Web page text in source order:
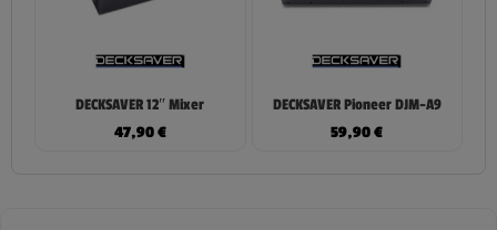
DECKSAVER 12″ Mixer
47,90€
DECKSAVER Pioneer DJM-A9
59,90€